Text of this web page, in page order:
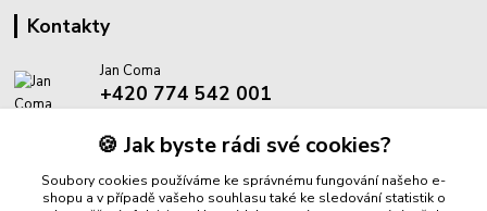
Kontakty
Jan Coma
+420 774 542 001
info@proantik.cz🍪 Jak byste rádi své cookies?
Soubory cookies používáme ke správnému fungování našeho e-
shopu a v případě vašeho souhlasu také ke sledování statistik o